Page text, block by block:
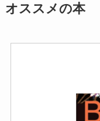
オススメの本